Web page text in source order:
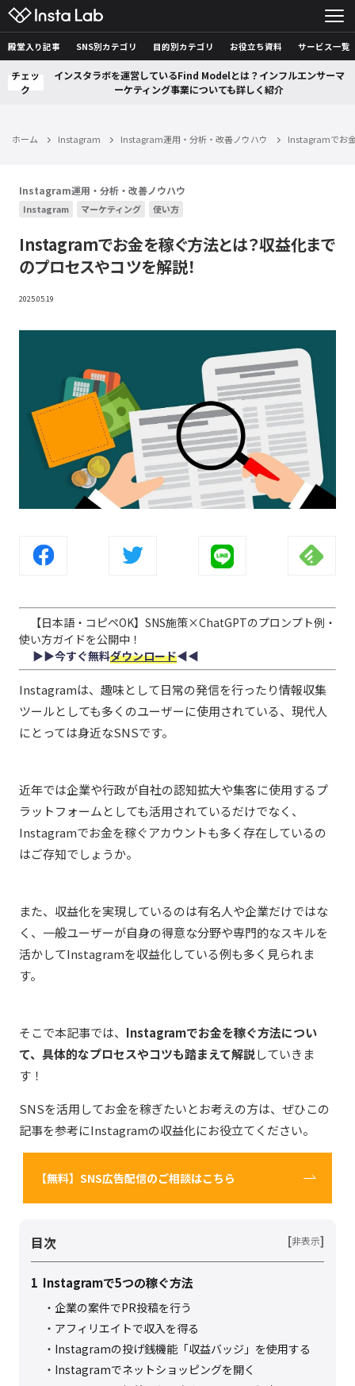
殿堂入り記事 SNS別カテゴリ 目的別カテゴリ お役立ち資料 サービス一覧
チェッ
ク
インスタラボを運営しているFind Modelとは？インフルエンサーマ
ーケティング事業についても詳しく紹介
ホーム Instagram Instagram運用・分析・改善ノウハウ Instagramでお
Instagram運用・分析・改善ノウハウ
Instagram マーケティング 使い方
Instagramでお金を稼ぐ方法とは？収益化まで
のプロセスやコツを解説！
2025.05.19
【日本語・コピペOK】SNS施策×ChatGPTのプロンプト例・
使い方ガイドを公開中！
▶︎▶︎今すぐ無料ダウンロード◀︎◀︎
Instagramは、趣味として日常の発信を行ったり情報収集
ツールとしても多くのユーザーに使用されている、現代人
にとっては身近なSNSです。
近年では企業や行政が自社の認知拡大や集客に使用するプ
ラットフォームとしても活用されているだけでなく、
Instagramでお金を稼ぐアカウントも多く存在しているの
はご存知でしょうか。
また、収益化を実現しているのは有名人や企業だけではな
く、一般ユーザーが自身の得意な分野や専門的なスキルを
活かしてInstagramを収益化している例も多く見られま
す。
そこで本記事では、 Instagramでお金を稼ぐ方法につい
て、具体的なプロセスやコツも踏まえて解説していきま
す！
SNSを活用してお金を稼ぎたいとお考えの方は、ぜひこの
記事を参考にInstagramの収益化にお役立てください。
【無料】SNS広告配信のご相談はこちら
目次 [非表示]
1 Instagramで5つの稼ぐ方法
企業の案件でPR投稿を行う
アフィリエイトで収入を得る
Instagramの投げ銭機能「収益バッジ」を使用する
Instagramでネットショッピングを開く